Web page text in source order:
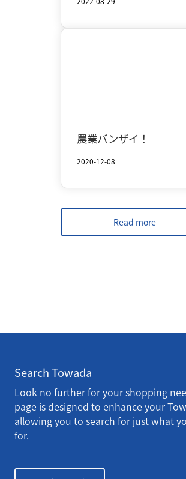
農業バンザイ！
2020-12-08
Read more
Search Towada
Look no further for your shopping
page is designed to enhance your
allowing you to search for just what
for.